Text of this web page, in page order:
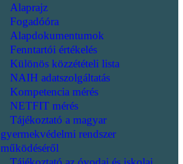
Alaprajz
Fogadóóra
Alapdokumentumok
Fenntartói értékelés
Különös közzétételi lista
NAIH adatszolgáltatás
Kompetencia mérés
NETFIT mérés
Tájékoztató a magyar
gyermekvédelmi rendszer
működéséről